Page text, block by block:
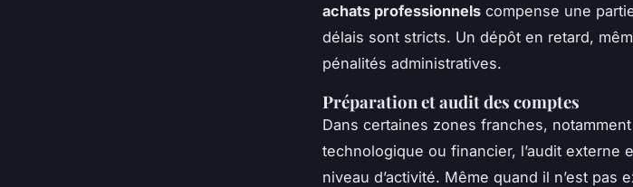
achats professionnels compense une
délais sont stricts. Un dépôt en retard,
pénalités administratives.
Préparation et audit des comptes
Dans certaines zones franches,
technologique ou financier, l’audit externe
niveau d’activité. Même quand il n’est